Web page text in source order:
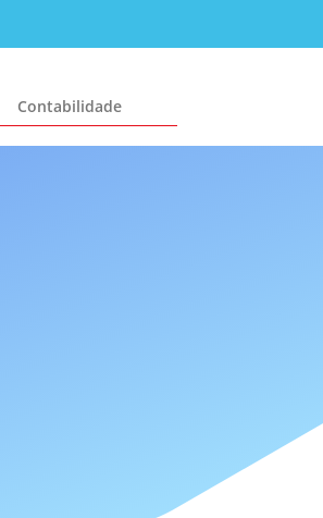
Contabilidade